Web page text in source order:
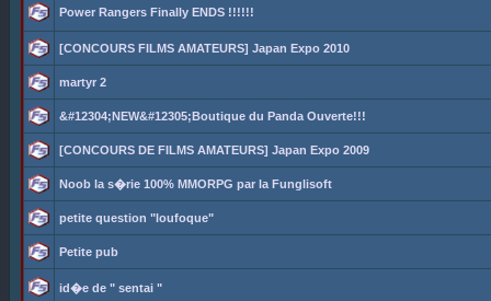
Power Rangers Finally ENDS !!!!!!
[CONCOURS FILMS AMATEURS] Japan Expo 2010
martyr 2
&#12304;NEW&#12305;Boutique du Panda Ouverte!!!
[CONCOURS DE FILMS AMATEURS] Japan Expo 2009
Noob la s�rie 100% MMORPG par la Funglisoft
petite question "loufoque"
Petite pub
id�e de " sentai "